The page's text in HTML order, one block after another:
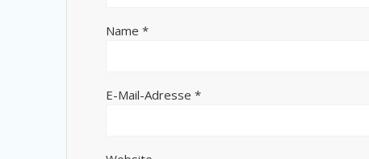
Name*
E-Mail-Adresse*